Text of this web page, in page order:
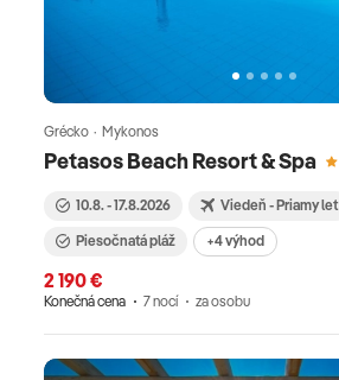
Petasos Beach Resort & Spa
Grécko · Mykonos
10.8. - 17.8.2026 Viedeň - Priamy let
Piesočnatá pláž
+4 výhod
2 190 €
Konečná cena 7 nocí za osobu